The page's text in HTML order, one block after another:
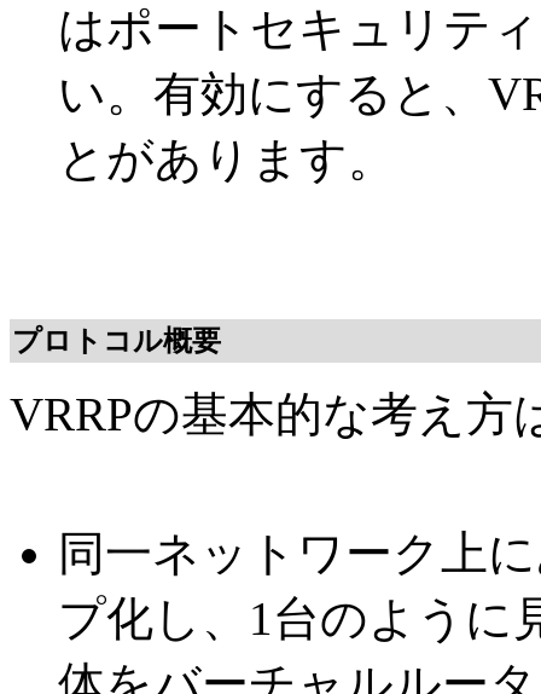
はポートセキュリテ
い。有効にすると、
とがあります。
プロトコル概要
VRRPの基本的な考え方
同一ネットワーク上
プ化し、1台のように
体をバーチャルルー